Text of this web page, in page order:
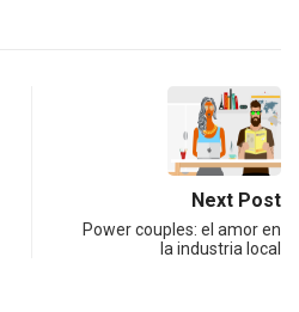
Next Post
Power couples: el amor en
la industria local